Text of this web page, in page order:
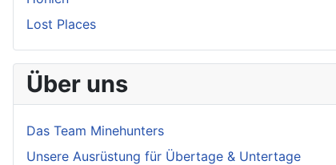
Lost Places
Über uns
Das Team Minehunters
Unsere Ausrüstung für Übertage & Untertage